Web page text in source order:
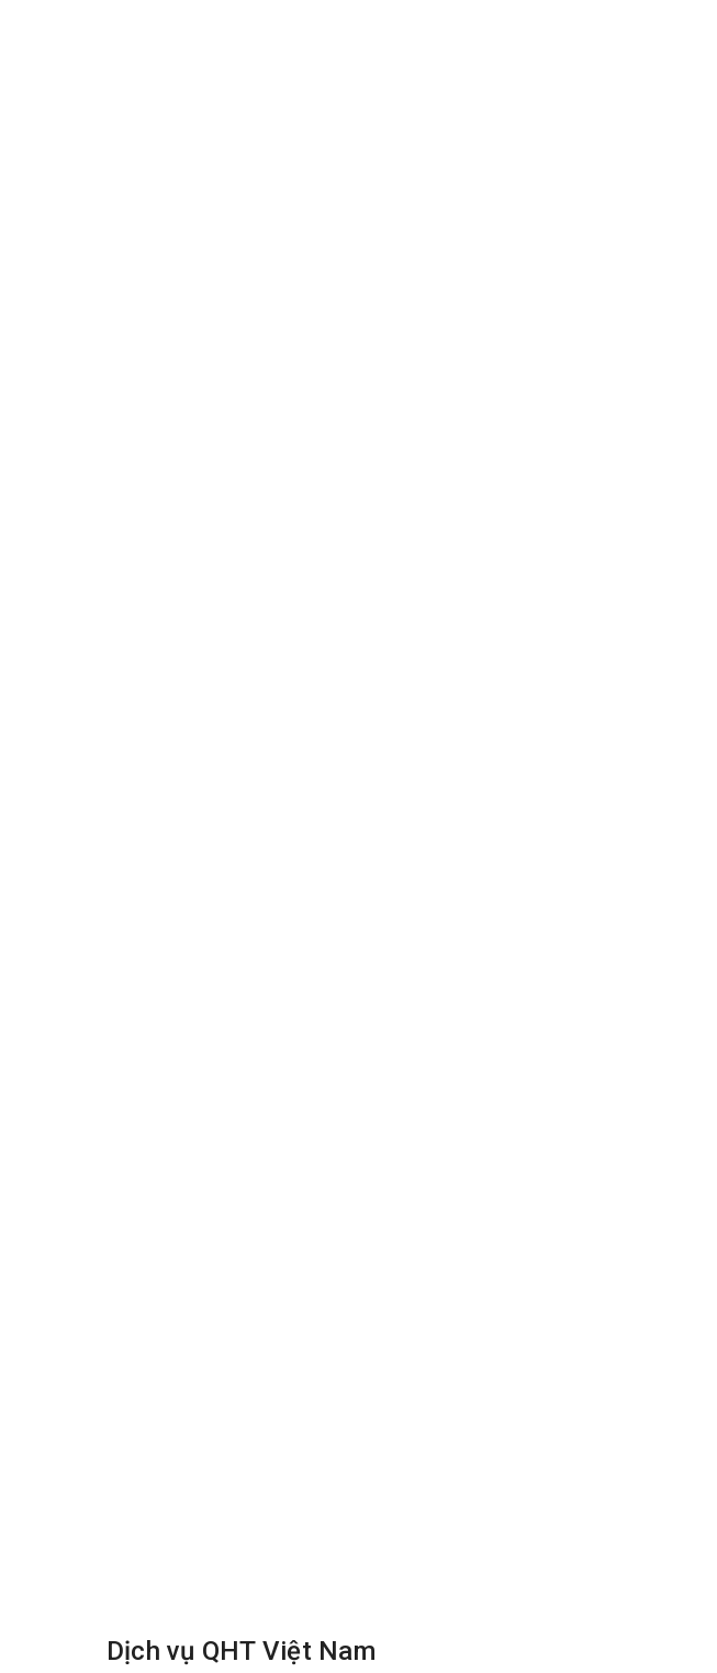
Dịch vụ QHT Việt Nam